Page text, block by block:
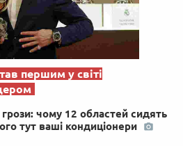
першим у світі
чому 12 областей сидять
тут ваші кондиціонери